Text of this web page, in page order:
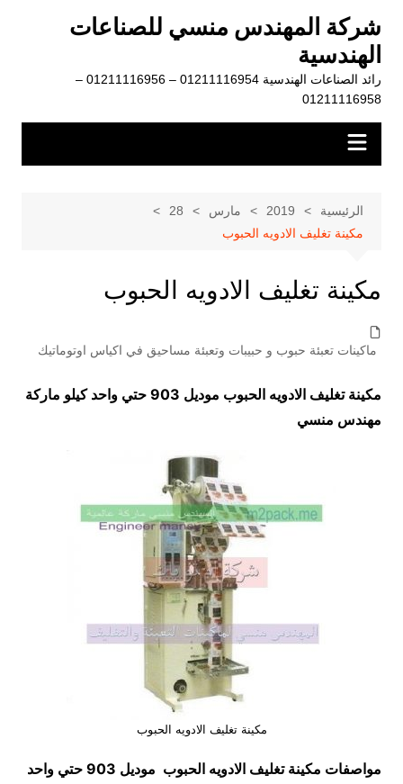
المحتوى
شركة المهندس منسي للصناعات
الهندسية
رائد الصناعات الهندسية 01211116954 – 01211116956 –
01211116958
الرئيسية 2019 مارس
28
مكينة تغليف الادويه الحبوب
مكينة تغليف الادويه الحبوب
ماكينات تعبئة حبوب و حبيبات وتعبئة مساحيق في اكياس اوتوماتيك
مكينة تغليف الادويه الحبوب موديل 903 حتي واحد كيلو ماركة
مهندس منسي
مكينة تغليف الادويه الحبوب
مواصفات مكينة تغليف الادويه الحبوب
موديل 903 حتي واحد